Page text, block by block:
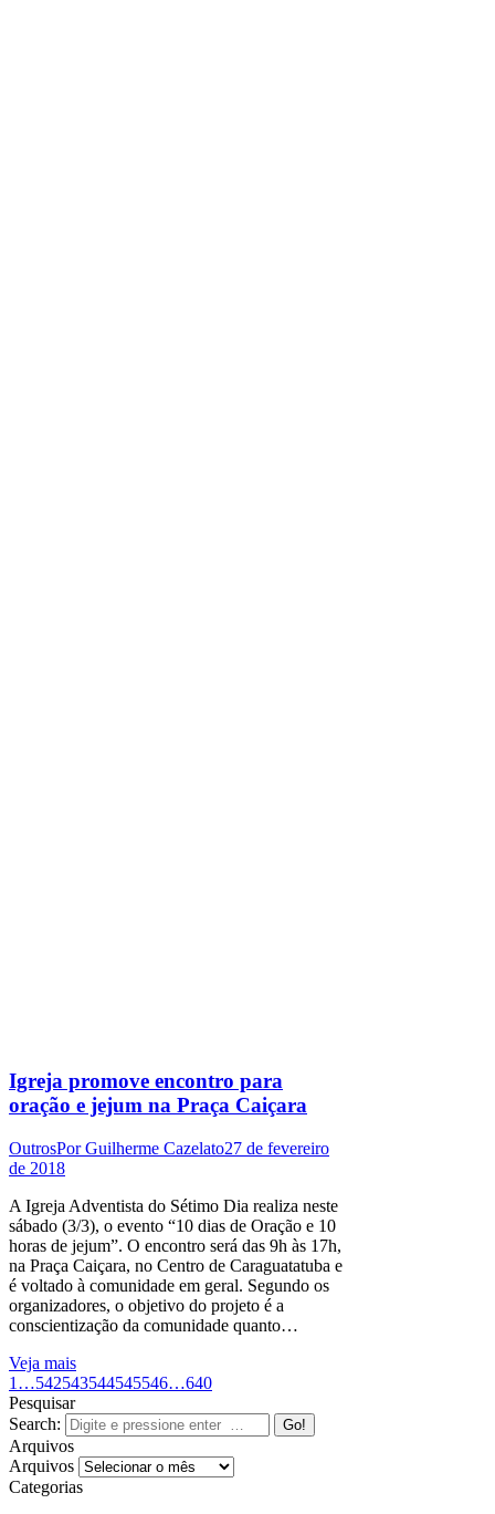
Igreja promove encontro para
oração e jejum na Praça Caiçara
OutrosPorGuilherme Cazelato27 de fevereiro
de 2018
A Igreja Adventista do Sétimo Dia realiza neste
sábado (3/3), o evento “10 dias de Oração e 10
horas de jejum”. O encontro será das 9h às 17h,
na Praça Caiçara, no Centro de Caraguatatuba e
é voltado à comunidade em geral. Segundo os
organizadores, o objetivo do projeto é a
conscientização da comunidade quanto…
Veja mais
1 …542543544545546…640
Pesquisar
Search:
Arquivos
Arquivos
Categorias